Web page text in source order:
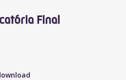
Final